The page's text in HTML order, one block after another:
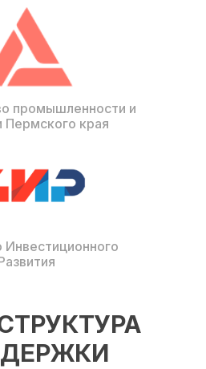
промышленности и
Пермского края
Инвестиционного